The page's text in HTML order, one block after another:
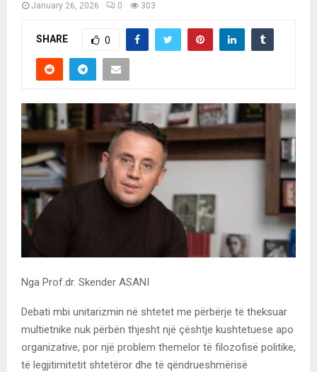
January 26, 2026 0 303
SHARE 0
Nga Prof.dr. Skender ASANI
Debati mbi unitarizmin në shtetet me përbërje të theksuar
multietnike nuk përbën thjesht një çështje kushtetuese apo
organizative, por një problem themelor të filozofisë politike,
të legjitimitetit shtetëror dhe të qëndrueshmërisë